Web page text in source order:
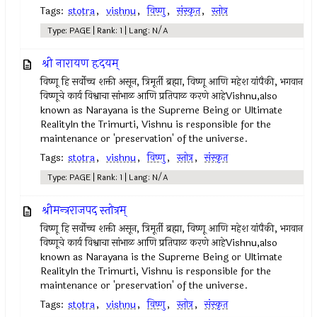
Tags: stotra, vishnu, विष्णु, संस्कृत, स्तोत्र
Type: PAGE | Rank: 1 | Lang: N/A
श्री नारायण हृदयम्
विष्णू हि सर्वोच्च शक्ती असून, त्रिमूर्ती ब्रह्मा, विष्णू आणि महेश यांपैकी, भगवान
विष्णूचे कार्य विश्वाचा सांभाळ आणि प्रतिपाळ करणे आहेVishnu,also
known as Narayana is the Supreme Being or Ultimate
RealityIn the Trimurti, Vishnu is responsible for the
maintenance or 'preservation' of the universe.
Tags: stotra, vishnu, विष्णु, स्तोत्र, संस्कृत
Type: PAGE | Rank: 1 | Lang: N/A
श्रीमन्त्रराजपद स्तोत्रम्
विष्णू हि सर्वोच्च शक्ती असून, त्रिमूर्ती ब्रह्मा, विष्णू आणि महेश यांपैकी, भगवान
विष्णूचे कार्य विश्वाचा सांभाळ आणि प्रतिपाळ करणे आहेVishnu,also
known as Narayana is the Supreme Being or Ultimate
RealityIn the Trimurti, Vishnu is responsible for the
maintenance or 'preservation' of the universe.
Tags: stotra, vishnu, विष्णु, स्तोत्र, संस्कृत